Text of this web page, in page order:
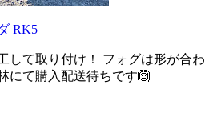
RK5
して取り付け！ フォグは形が合わ
にて購入配送待ちです🙆